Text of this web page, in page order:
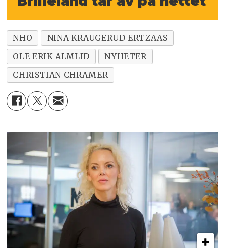
NHO
NINA KRAUGERUD ERTZAAS
OLE ERIK ALMLID
NYHETER
CHRISTIAN CHRAMER